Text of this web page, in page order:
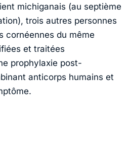
michiganais (au septième
trois autres personnes
cornéennes du même
et traitées
prophylaxie post-
anticorps humains et